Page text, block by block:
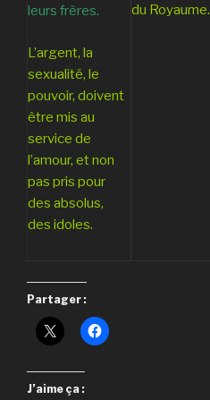
leurs frères.
L’argent, la
sexualité, le
pouvoir, doivent
être mis au
service de
l’amour, et non
pas pris pour
des absolus,
des idoles.
du Royaume.
Partager :
J’aime ça :